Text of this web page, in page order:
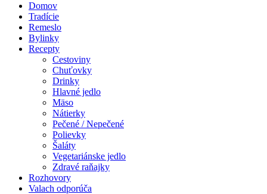
Domov
Tradície
Remeslo
Bylinky
Recepty
Cestoviny
Chuťovky
Drinky
Hlavné jedlo
Mäso
Nátierky
Pečené / Nepečené
Polievky
Šaláty
Vegetariánske jedlo
Zdravé raňajky
Rozhovory
Valach odporúča